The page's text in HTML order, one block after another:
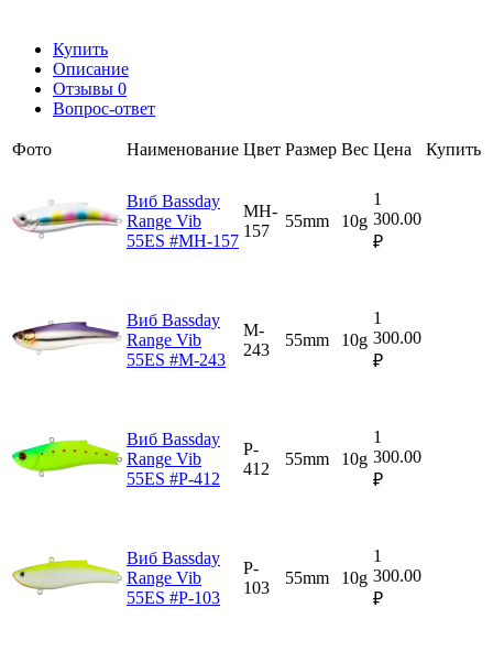
Купить
Описание
Отзывы 0
Вопрос-ответ
Фото Наименование Цвет Размер Вес Цена Купить
Виб Bassday
Range Vib
55ES #MH-157
MH-
157
55mm 10g
1
300.00
₽
Виб Bassday
Range Vib
55ES #M-243
M-
243
55mm 10g
1
300.00
₽
Виб Bassday
Range Vib
55ES #P-412
P-
412
55mm 10g
1
300.00
₽
Виб Bassday
Range Vib
55ES #P-103
P-
103
55mm 10g
1
300.00
₽